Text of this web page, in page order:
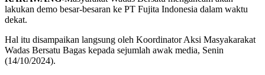
lakukan demo besar-besaran ke PT Fujita Indonesia dalam waktu
dekat.
Hal itu disampaikan langsung oleh Koordinator Aksi Masyakarakat
Wadas Bersatu Bagas kepada sejumlah awak media, Senin
(14/10/2024).